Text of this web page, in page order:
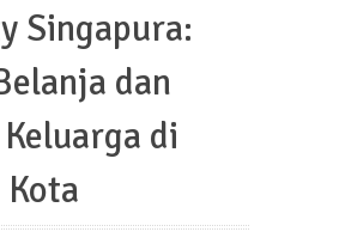
Singapura:
dan
di
Kota